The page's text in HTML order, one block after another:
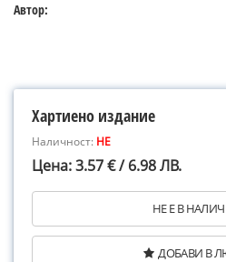
Автор:
Хартиено издание
Наличност: НЕ
Цена: 3.57 € / 6.98 ЛВ.
НЕ Е В
ДОБАВИ В